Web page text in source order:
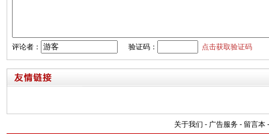
评论者： 验证码： 点击获取验证码
关于我们 - 广告服务 - 留言本